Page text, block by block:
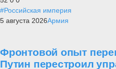
#Российская империя
5 августа 2026Армия
Фронтовой опыт
Путин перестроил